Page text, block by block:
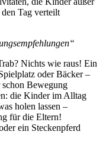
Tag verteilt
Nichts wie raus! Ein
oder Bäcker –
Bewegung
die Kinder im Alltag
holen lassen –
für die Eltern!
ein Steckenpferd